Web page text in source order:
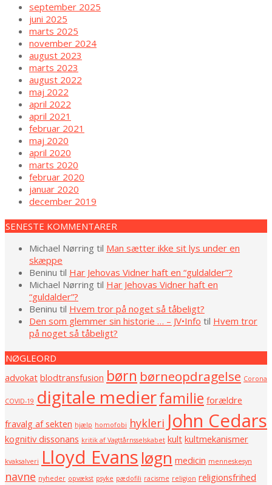
september 2025
juni 2025
marts 2025
november 2024
august 2023
marts 2023
august 2022
maj 2022
april 2022
april 2021
februar 2021
maj 2020
april 2020
marts 2020
februar 2020
januar 2020
december 2019
SENESTE KOMMENTARER
Michael Nørring til Man sætter ikke sit lys under en
skæppe
Beninu til Har Jehovas Vidner haft en “guldalder”?
Michael Nørring til Har Jehovas Vidner haft en
“guldalder”?
Beninu til Hvem tror på noget så tåbeligt?
Den som glemmer sin historie … – JV•Info til Hvem tror
på noget så tåbeligt?
NØGLEORD
advokat blodtransfusion børn børneopdragelse Corona
COVID-19 digitale medierfamilie forældre
fravalg af sekten hjælp homofobi hykleri John Cedars
kognitiv dissonans kritik af Vagttårnsselskabet kult kultmekanismer
kvaksalveri Lloyd Evansløgn medicin menneskesyn
navne nyheder opvækst psyke pædofili racisme religion religionsfrihed